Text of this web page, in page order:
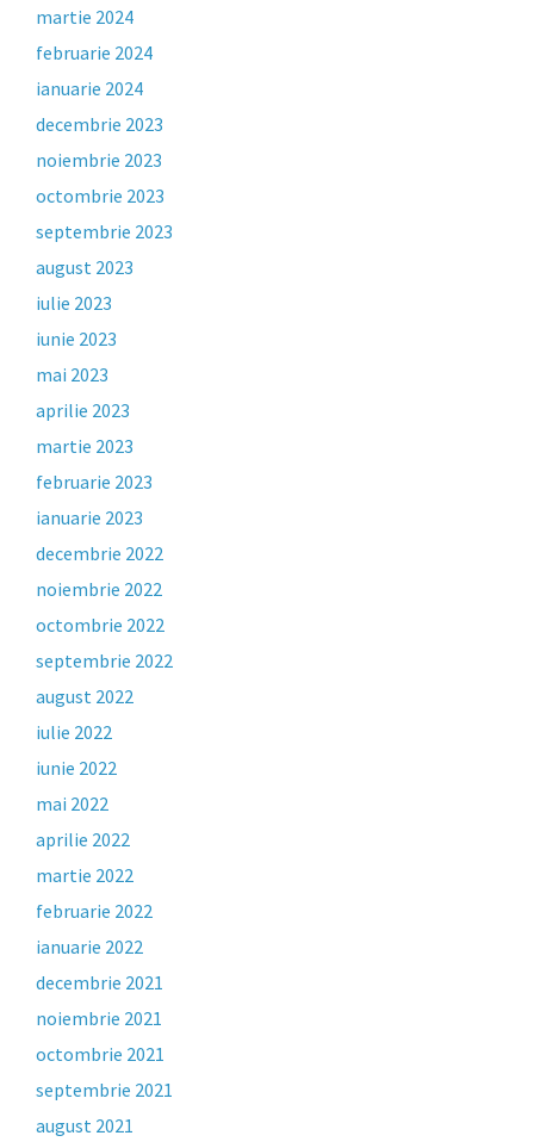
martie 2024
februarie 2024
ianuarie 2024
decembrie 2023
noiembrie 2023
octombrie 2023
septembrie 2023
august 2023
iulie 2023
iunie 2023
mai 2023
aprilie 2023
martie 2023
februarie 2023
ianuarie 2023
decembrie 2022
noiembrie 2022
octombrie 2022
septembrie 2022
august 2022
iulie 2022
iunie 2022
mai 2022
aprilie 2022
martie 2022
februarie 2022
ianuarie 2022
decembrie 2021
noiembrie 2021
octombrie 2021
septembrie 2021
august 2021